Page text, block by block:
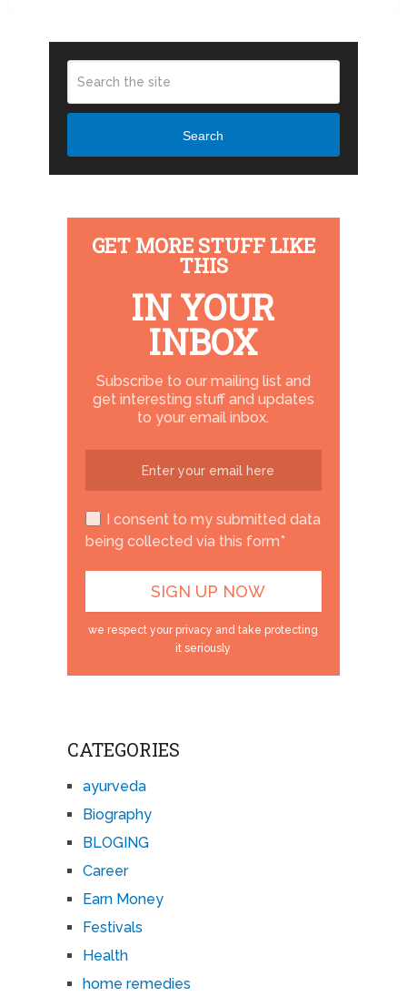
Search
GET MORE STUFF LIKE
THIS
IN YOUR
INBOX
Subscribe to our mailing list and
get interesting stuff and updates
to your email inbox.
I consent to my submitted data
being collected via this form*
we respect your privacy and take protecting
it seriously
CATEGORIES
ayurveda
Biography
BLOGING
Career
Earn Money
Festivals
Health
home remedies